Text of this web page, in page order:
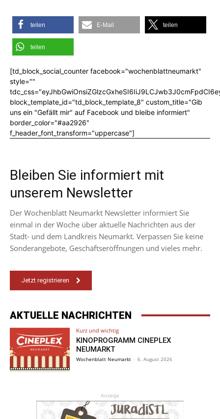
teilen E-Mail teilen
teilen
[td_block_social_counter facebook="wochenblattneumarkt"
style=""
block_template_id="td_block_template_8" custom_title="Gib
uns ein "Gefällt mir" auf Facebook und bleibe informiert"
border_color="#aa2926"
f_header_font_transform="uppercase"]
Bleiben Sie informiert mit
unserem Newsletter
Der Wochenblatt Neumarkt Newsletter informiert Sie
einmal in der Woche über aktuelle Nachrichten aus der
Stadt- und dem Landkreis Neumarkt. Verpassen Sie keine
Sonderangebote, Geschäftseröffnungen und vieles mehr.
Jetzt registrieren
AKTUELLE NACHRICHTEN
Kurz und wichtig
KINOPROGRAMM CINEPLEX
NEUMARKT
Wochenblatt Neumarkt - 6. August 2026
Anzeige